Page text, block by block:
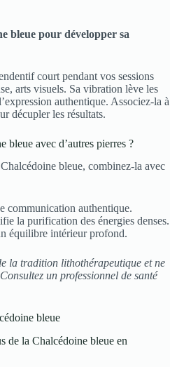
bleue pour développer sa
court pendant vos sessions
arts visuels. Sa vibration lève les
authentique. Associez-la à
décupler les résultats.
bleue avec d’autres pierres ?
bleue, combinez-la avec
communication authentique.
la purification des énergies denses.
équilibre intérieur profond.
la tradition lithothérapeutique et ne
un professionnel de santé
bleue
de la Chalcédoine bleue en